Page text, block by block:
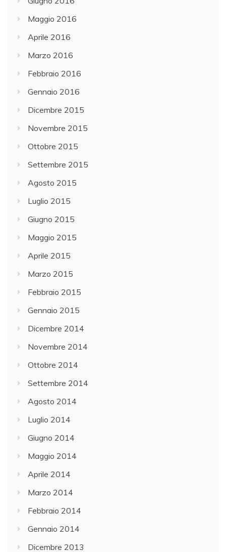
Maggio 2016
Aprile 2016
Marzo 2016
Febbraio 2016
Gennaio 2016
Dicembre 2015
Novembre 2015
Ottobre 2015
Settembre 2015
Agosto 2015
Luglio 2015
Giugno 2015
Maggio 2015
Aprile 2015
Marzo 2015
Febbraio 2015
Gennaio 2015
Dicembre 2014
Novembre 2014
Ottobre 2014
Settembre 2014
Agosto 2014
Luglio 2014
Giugno 2014
Maggio 2014
Aprile 2014
Marzo 2014
Febbraio 2014
Gennaio 2014
Dicembre 2013